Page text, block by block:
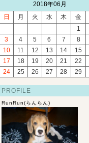
2018年06月
日
月 火 水 木 金
1
3
4 5 6 7 8
10
11 12 13 14 15
17
18 19 20 21 22
24
25 26 27 28 29
PROFILE
RunRun(らんらん)